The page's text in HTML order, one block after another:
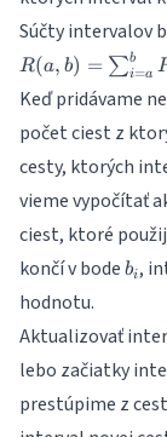
Súčty intervalov
R(a, b) = ∑i=a
b
Keď pridávame
počet ciest z
cesty, ktorých
vieme vypočítať
ciest, ktoré
končí v bode b_i
bi,
hodnotu.
Aktualizovať
lebo začiatky
prestúpime z